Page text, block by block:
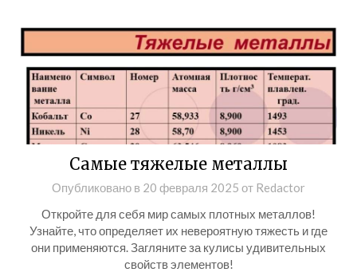
Самые тяжелые металлы
Опубликовано в 20 февраля 2025 от Redactor
Откройте для себя мир самых плотных металлов!
Узнайте, что определяет их невероятную тяжесть и где
они применяются. Загляните за кулисы удивительных
свойств элементов!